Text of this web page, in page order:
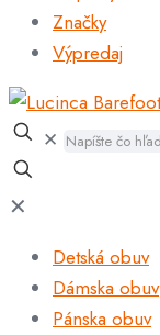
Značky
Výpredaj
✕
✕
Detská obuv
Dámska obuv
Pánska obuv